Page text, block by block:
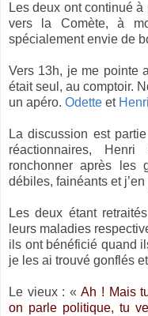
Les deux ont continué
vers la Comète, à
spécialement envie de
Vers 13h, je me pointe
était seul, au comptoir.
un apéro. Odette et Henri
La discussion est
réactionnaires,
ronchonner après les
débiles, fainéants et j’en
Les deux étant
leurs maladies
ils ont bénéficié quand
je les ai trouvé gonflés
Le vieux : «Ah ! Mais
on parle politique, tu